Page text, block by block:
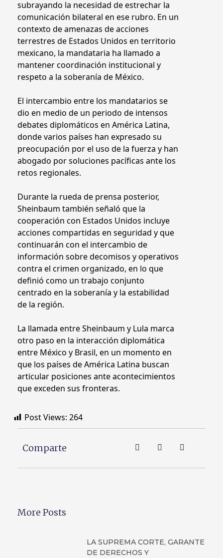
subrayando la necesidad de estrechar la
comunicación bilateral en ese rubro. En un
contexto de amenazas de acciones
terrestres de Estados Unidos en territorio
mexicano, la mandataria ha llamado a
mantener coordinación institucional y
respeto a la soberanía de México.
El intercambio entre los mandatarios se
dio en medio de un periodo de intensos
debates diplomáticos en América Latina,
donde varios países han expresado su
preocupación por el uso de la fuerza y han
abogado por soluciones pacíficas ante los
retos regionales.
Durante la rueda de prensa posterior,
Sheinbaum también señaló que la
cooperación con Estados Unidos incluye
acciones compartidas en seguridad y que
continuarán con el intercambio de
información sobre decomisos y operativos
contra el crimen organizado, en lo que
definió como un trabajo conjunto
centrado en la soberanía y la estabilidad
de la región.
La llamada entre Sheinbaum y Lula marca
otro paso en la interacción diplomática
entre México y Brasil, en un momento en
que los países de América Latina buscan
articular posiciones ante acontecimientos
que exceden sus fronteras.
Post Views: 264
Comparte
More Posts
LA SUPREMA CORTE, GARANTE
DE DERECHOS Y